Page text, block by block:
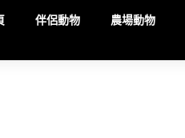
伴侶動物 農場動物